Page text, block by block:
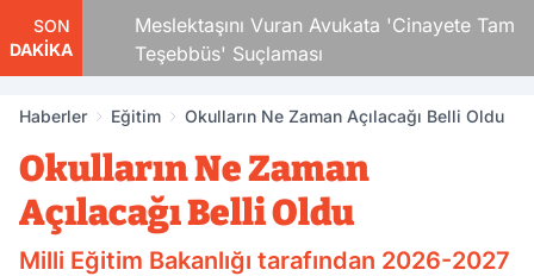
SON
DAKİKA
Meslektaşını Vuran Avukata 'Cinayete Tam
Teşebbüs' Suçlaması
Haberler Eğitim Okulların Ne Zaman Açılacağı Belli Oldu
Okulların Ne Zaman
Açılacağı Belli Oldu
Milli Eğitim Bakanlığı tarafından 2026-2027